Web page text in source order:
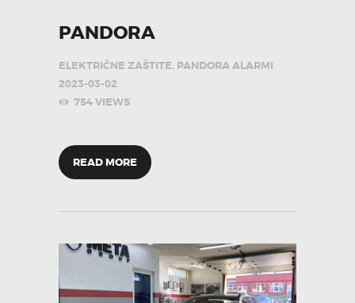
PANDORA
ELEKTRIČNE ZAŠTITE, PANDORA ALARMI
2023-03-02
754VIEWS
READ MORE